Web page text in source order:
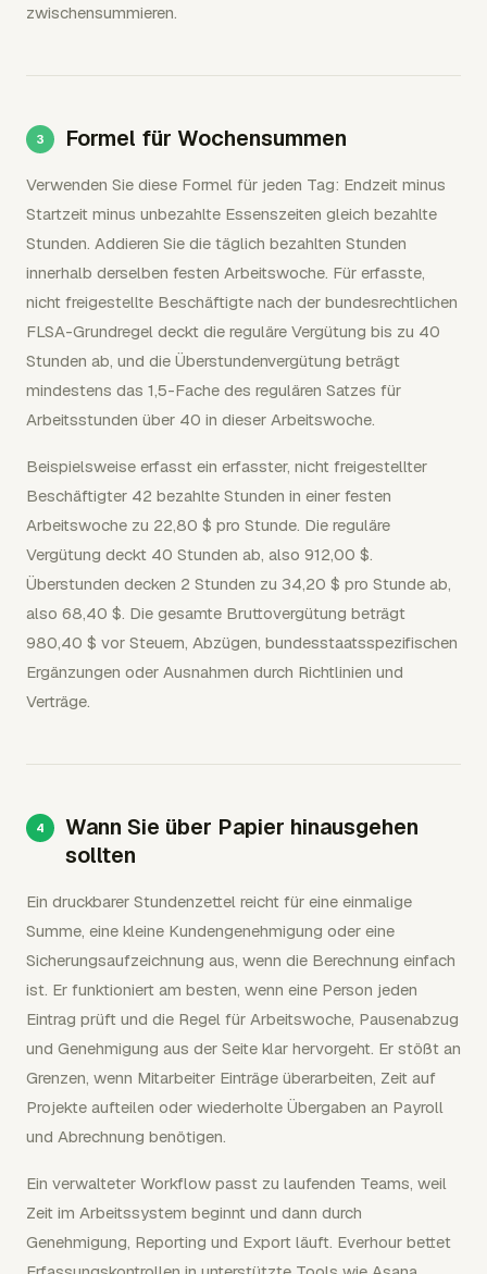
zwischensummieren.
Formel für Wochensummen
Verwenden Sie diese Formel für jeden Tag: Endzeit minus
Startzeit minus unbezahlte Essenszeiten gleich bezahlte
Stunden. Addieren Sie die täglich bezahlten Stunden
innerhalb derselben festen Arbeitswoche. Für erfasste,
nicht freigestellte Beschäftigte nach der bundesrechtlichen
FLSA-Grundregel deckt die reguläre Vergütung bis zu 40
Stunden ab, und die Überstundenvergütung beträgt
mindestens das 1,5-Fache des regulären Satzes für
Arbeitsstunden über 40 in dieser Arbeitswoche.
Beispielsweise erfasst ein erfasster, nicht freigestellter
Beschäftigter 42 bezahlte Stunden in einer festen
Arbeitswoche zu 22,80 $ pro Stunde. Die reguläre
Vergütung deckt 40 Stunden ab, also 912,00 $.
Überstunden decken 2 Stunden zu 34,20 $ pro Stunde ab,
also 68,40 $. Die gesamte Bruttovergütung beträgt
980,40 $ vor Steuern, Abzügen, bundesstaatsspezifischen
Ergänzungen oder Ausnahmen durch Richtlinien und
Verträge.
Wann Sie über Papier hinausgehen
sollten
Ein druckbarer Stundenzettel reicht für eine einmalige
Summe, eine kleine Kundengenehmigung oder eine
Sicherungsaufzeichnung aus, wenn die Berechnung einfach
ist. Er funktioniert am besten, wenn eine Person jeden
Eintrag prüft und die Regel für Arbeitswoche, Pausenabzug
und Genehmigung aus der Seite klar hervorgeht. Er stößt an
Grenzen, wenn Mitarbeiter Einträge überarbeiten, Zeit auf
Projekte aufteilen oder wiederholte Übergaben an Payroll
und Abrechnung benötigen.
Ein verwalteter Workflow passt zu laufenden Teams, weil
Zeit im Arbeitssystem beginnt und dann durch
Genehmigung, Reporting und Export läuft. Everhour bettet